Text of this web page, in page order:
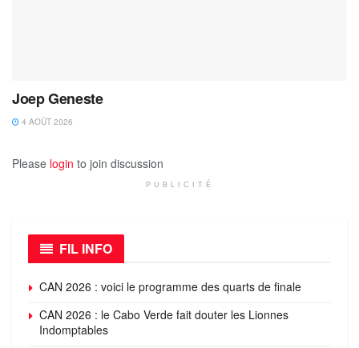
Joep Geneste
4 AOÛT 2026
Please login to join discussion
PUBLICITÉ
FIL INFO
CAN 2026 : voici le programme des quarts de finale
CAN 2026 : le Cabo Verde fait douter les Lionnes
Indomptables